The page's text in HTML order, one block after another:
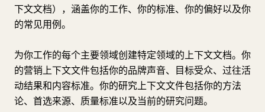
下文文档），涵盖你的工作、你的标准、你的偏好以及你
的常见用例。
为你工作的每个主要领域创建特定领域的上下文文档。你
的营销上下文文件包括你的品牌声音、目标受众、过往活
动结果和内容标准。你的研究上下文文件包括你的方法
论、首选来源、质量标准以及当前的研究问题。